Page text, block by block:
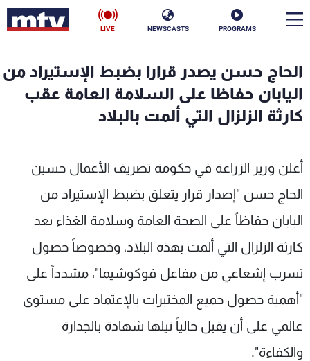
PROGRAMS
NEWSCASTS
LIVE
الحاج حسن يصدر قرارا بضبط الإستيراد من
اليابان حفاظا على السلامة العامة عقب
كارثة الزلزال التي ألمت بالبلاد
أعلن وزير الزراعة في حكومة تصريف الأعمال حسين
الحاج حسن "إصدار قرار يتعلق بضبط الإستيراد من
اليابان حفاظاً على الصحة العامة وسلامة الغذاء بعد
كارثة الزلزال التي ألمت بهذه البلاد، وخصوصاً حصول
تسرب إشعاعي من مفاعل فوكوشيما"، مشدداً على
"أهمية حصول جميع المختبرات بالإعتماد على مستوى
عالمي على أن يقبل حالياً نيلها شهادة بالجدارة
والكفاءة".
الأخبار
سياسة ناس
إقتصاد
منوعات رياضة
كأس العالم
البرامج
جدول البرامج
شاهد البرامج
الترددات